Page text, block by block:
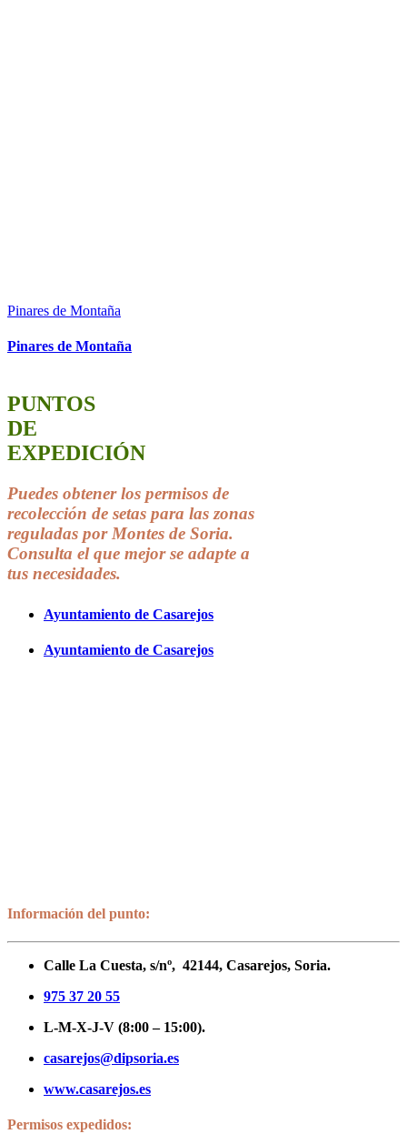
Pinares de Montaña
Pinares de Montaña
PUNTOS
DE
EXPEDICIÓN
Puedes obtener los permisos de
recolección de setas para las zonas
reguladas por Montes de Soria.
Consulta el que mejorse adapte a
tus necesidades.
Ayuntamiento de Casarejos
Ayuntamiento de Casarejos
Información del punto:
Calle La Cuesta, s/nº, 42144, Casarejos, Soria.
975 37 20 55
L-M-X-J-V (8:00 – 15:00).
casarejos@dipsoria.es
www.casarejos.es
Permisos expedidos: